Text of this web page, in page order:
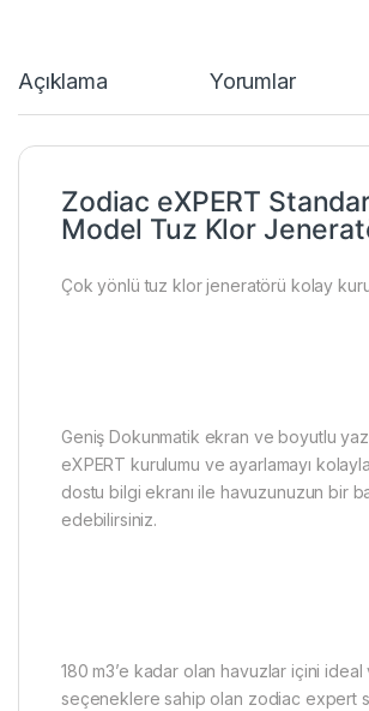
Açıklama Yorumlar
Zodiac eXPERT
Model Tuz Klor
Çok yönlü tuz klor jeneratörü kolay
Geniş Dokunmatik ekran ve boyutlu
eXPERT kurulumu ve ayarlamayı
dostu bilgi ekranı ile havuzunuzun bir
edebilirsiniz.
180 m3’e kadar olan havuzlar içini
seçeneklere sahip olan zodiac expert